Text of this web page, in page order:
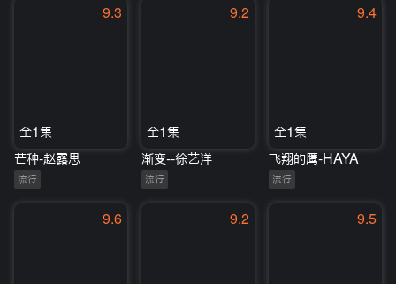
9.3
全1集
芒种-赵露思
流行
9.2
全1集
渐变--徐艺洋
流行
9.4
全1集
飞翔的鹰-HAYA
流行
9.6 9.2 9.5